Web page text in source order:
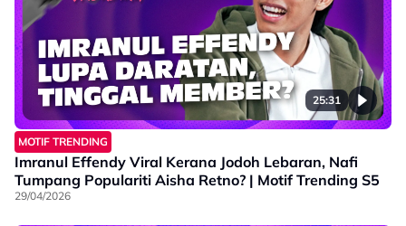
25:31
MOTIF TRENDING
Imranul Effendy Viral Kerana Jodoh Lebaran, Nafi
Tumpang Populariti Aisha Retno? | Motif Trending S5
29/04/2026